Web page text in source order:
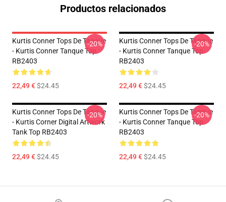
Productos relacionados
Kurtis Conner Tops De Tanque
- Kurtis Conner Tanque Top
RB2403
22,49 €$24.45
-20%
Kurtis Conner Tops De Tanque
- Kurtis Conner Tanque Top
RB2403
22,49 €$24.45
-20%
Kurtis Conner Tops De Tanque
- Kurtis Corner Digital Artwork
Tank Top RB2403
22,49 €$24.45
-20%
Kurtis Conner Tops De Tanque
- Kurtis Conner Tanque Top
RB2403
22,49 €$24.45
-20%